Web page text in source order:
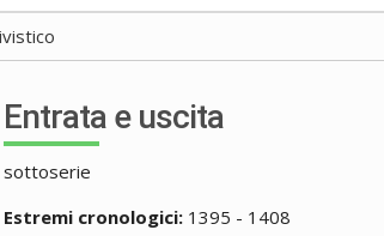
Entrata e uscita
sottoserie
Estremi cronologici: 1395 - 1408